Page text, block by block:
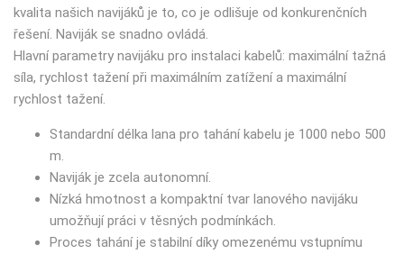
kvalita našich navijáků je to, co je odlišuje od konkurenčních
řešení. Naviják se snadno ovládá.
Hlavní parametry navijáku pro instalaci kabelů: maximální tažná
síla, rychlost tažení při maximálním zatížení a maximální
rychlost tažení.
Standardní délka lana pro tahání kabelu je 1000 nebo 500
m.
Naviják je zcela autonomní.
Nízká hmotnost a kompaktní tvar lanového navijáku
umožňují práci v těsných podmínkách.
Proces tahání je stabilní díky omezenému vstupnímu